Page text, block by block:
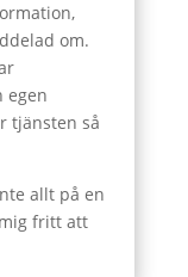
om.
egen
tjänsten så
allt på en
fritt att